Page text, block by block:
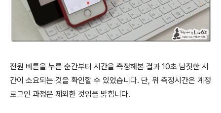
전원 버튼을 누른 순간부터 시간을 측정해본 결과 10초 남짓한 시
간이 소요되는 것을 확인할 수 있었습니다. 단, 위 측정시간은 계정
로그인 과정은 제외한 것임을 밝힙니다.